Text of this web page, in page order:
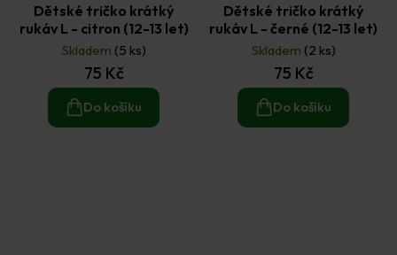
Dětské tričko krátký
rukáv L - citron (12-13 let)
Skladem (5 ks)
75 Kč
Do košíku
Dětské tričko krátký
rukáv L - černé (12-13 let)
Skladem (2 ks)
75 Kč
Do košíku